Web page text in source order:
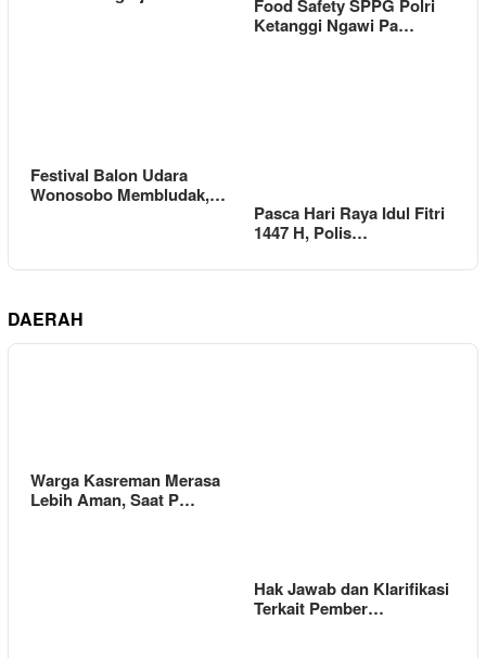
Food Safety SPPG Polri
Ketanggi Ngawi Pa…
Festival Balon Udara
Wonosobo Membludak,…
Pasca Hari Raya Idul Fitri
1447 H, Polis…
DAERAH
Warga Kasreman Merasa
Lebih Aman, Saat P…
Hak Jawab dan Klarifikasi
Terkait Pember…